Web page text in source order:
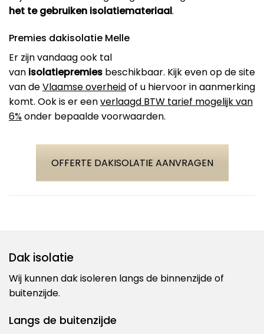
het te gebruiken isolatiemateriaal.
Premies dakisolatie Melle
Er zijn vandaag ook tal
van isolatiepremies beschikbaar. Kijk even op de site
van deVlaamse overheidof u hiervoor in aanmerking
komt. Ook is er eenverlaagd BTW tarief mogelijk van
6%onder bepaalde voorwaarden.
OFFERTE DAKISOLATIE AANVRAGEN
Dak isolatie
Wij kunnen dak isoleren langs de binnenzijde of
buitenzijde.
Langs de buitenzijde